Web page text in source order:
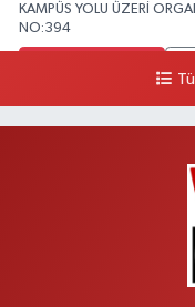
KAMPÜS YOLU ÜZERİ
NO:394
HEKİM HASTANESİ ACİL
MAHMUDİYE